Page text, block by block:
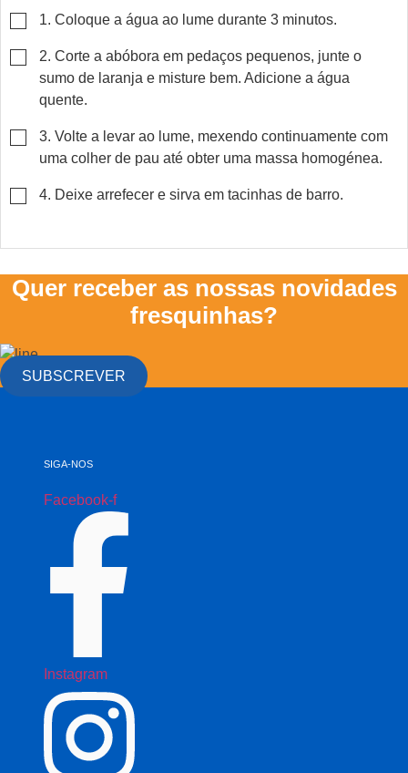
▢
1. Coloque a água ao lume durante 3 minutos.
▢
2. Corte a abóbora em pedaços pequenos, junte o
sumo de laranja e misture bem. Adicione a água
quente.
▢
3. Volte a levar ao lume, mexendo continuamente com
uma colher de pau até obter uma massa homogénea.
▢
4. Deixe arrefecer e sirva em tacinhas de barro.
Quer receber as nossas novidades
fresquinhas?
SUBSCREVER
SIGA-NOS
Facebook-f
Instagram